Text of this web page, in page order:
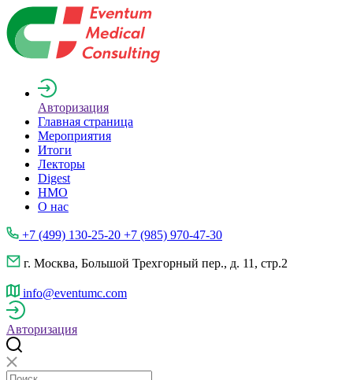
Авторизация
Главная страница
Мероприятия
Итоги
Лекторы
Digest
НМО
О нас
+7 (499) 130-25-20 +7 (985) 970-47-30
г. Москва, Большой Трехгорный пер., д. 11, стр.2
info@eventumc.com
Авторизация